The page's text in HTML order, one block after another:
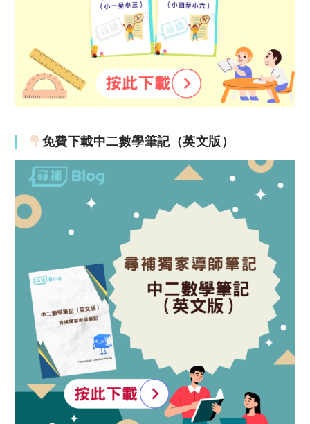
免費下載中二數學筆記（英文版）